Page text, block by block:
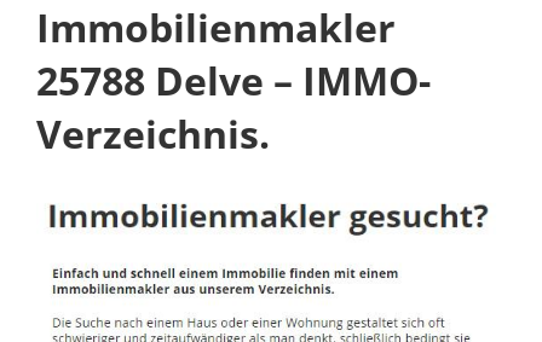
Immobilienmakler
25788 Delve – IMMO-
Verzeichnis.